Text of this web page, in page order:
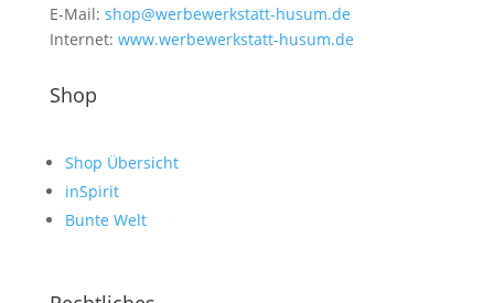
E-Mail: shop@werbewerkstatt-husum.de
Internet: www.werbewerkstatt-husum.de
Shop
Shop Übersicht
inSpirit
Bunte Welt